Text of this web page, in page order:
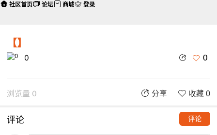
【】
0 0
浏览量 0 分享 收藏 0
评论 评论
社区首页 论坛 商城 登录